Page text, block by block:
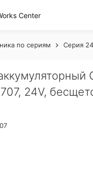
по сериям Серия
24V,